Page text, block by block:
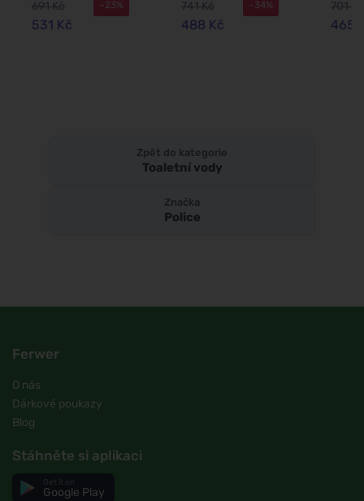
691 Kč
531 Kč
-23%
741 Kč
488 Kč
-34%
701 Kč
465
Zpět do kategorie
Toaletní vody
Značka
Police
Ferwer
O nás
Dárkové poukazy
Blog
Stáhněte si aplikaci
Google Play